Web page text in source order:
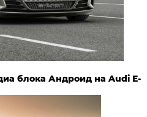
блока Андроид на Audi E-